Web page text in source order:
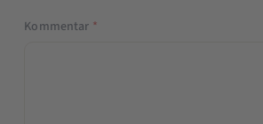
Kommentar *